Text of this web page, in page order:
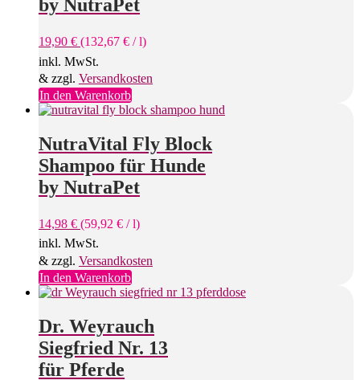
by NutraPet
19,90 € (132,67 € /l)
inkl. MwSt.
& zzgl. Versandkosten
In den Warenkorb
NutraVital Fly Block
Shampoo für Hunde
by NutraPet
14,98 € (59,92 € /l)
inkl. MwSt.
& zzgl. Versandkosten
In den Warenkorb
Dr. Weyrauch
Siegfried Nr. 13
für Pferde